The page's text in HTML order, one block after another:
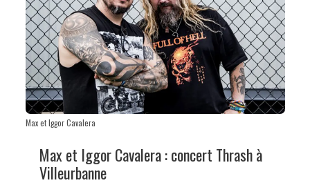
Max et Iggor Cavalera
Max et Iggor Cavalera : concert Thrash à
Villeurbanne